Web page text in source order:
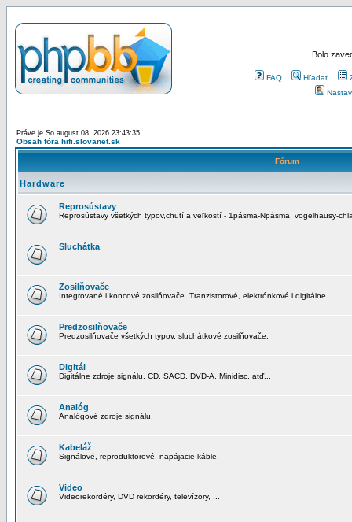
Bolo
FAQ Hľadať
Práve je So august 08, 2026 23:43:35
Obsah fóra hifi.slovanet.sk
Fórum
Hardware
Reprosústavy
Reprosústavy všetkých typov,chutí a veľkostí - 1pásma-Npásma, vogelhausy-
Sluchátka
Zosilňovače
Integrované i koncové zosilňovače. Tranzistorové, elektrónkové i digitálne.
Predzosilňovače
Predzosilňovače všetkých typov, sluchátkové zosilňovače.
Digitál
Digitálne zdroje signálu. CD, SACD, DVD-A, Minidisc, atď...
Analóg
Analógové zdroje signálu.
Kabeláž
Signálové, reproduktorové, napájacie káble.
Video
Videorekordéry, DVD rekordéry, televízory, ...